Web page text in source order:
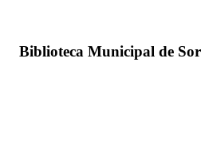
Biblioteca Municipal de